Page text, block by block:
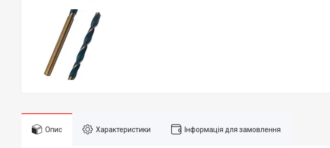
Опис Характеристики Інформація для замовлення